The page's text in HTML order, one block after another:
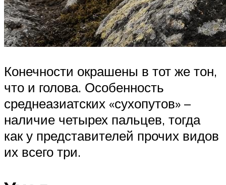
Конечности окрашены в тот же тон,
что и голова. Особенность
среднеазиатских «сухопутов» –
наличие четырех пальцев, тогда
как у представителей прочих видов
их всего три.